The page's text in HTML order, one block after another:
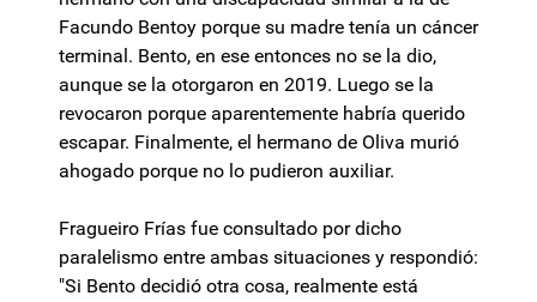
Facundo Bentoy porque su madre tenía un cáncer
terminal. Bento, en ese entonces no se la dio,
aunque se la otorgaron en 2019. Luego se la
revocaron porque aparentemente habría querido
escapar. Finalmente, el hermano de Oliva murió
ahogado porque no lo pudieron auxiliar.
Fragueiro Frías fue consultado por dicho
paralelismo entre ambas situaciones y respondió:
"Si Bento decidió otra cosa, realmente está